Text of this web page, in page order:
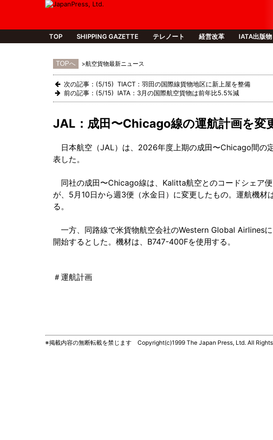
TOP SHIPPING GAZETTE テレノート 経営改革 IATA出版
>航空貨物最新ニュース
次の記事：(5/15) TIACT：羽田の国際線貨物地区に新上屋を整備
前の記事：(5/15) IATA：3月の国際航空貨物は前年比5.5%減
JAL：成田〜Chicago線の運航計画を変
日本航空（JAL）は、2026年度上期の成田〜Chicago間の
表した。
同社の成田〜Chicago線は、Kalitta航空とのコードシェア
が、5月10日から週3便（水金日）に変更したもの。運航機
る。
一方、同路線で米貨物航空会社のWestern Global Airlines
開始するとした。機材は、B747-400Fを使用する。
＃運航計画
※掲載内容の無断転載を禁じます Copyright(c)1999 The Japan Press, Ltd. All